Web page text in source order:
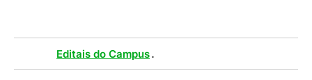
Editais do Campus.